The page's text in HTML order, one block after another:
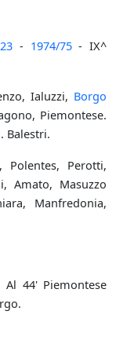
- 1974/75- IX^
Ialuzzi, Borgo
Piemontese.
Balestri.
Polentes, Perotti,
Amato, Masuzzo
Manfredonia,
44' Piemontese